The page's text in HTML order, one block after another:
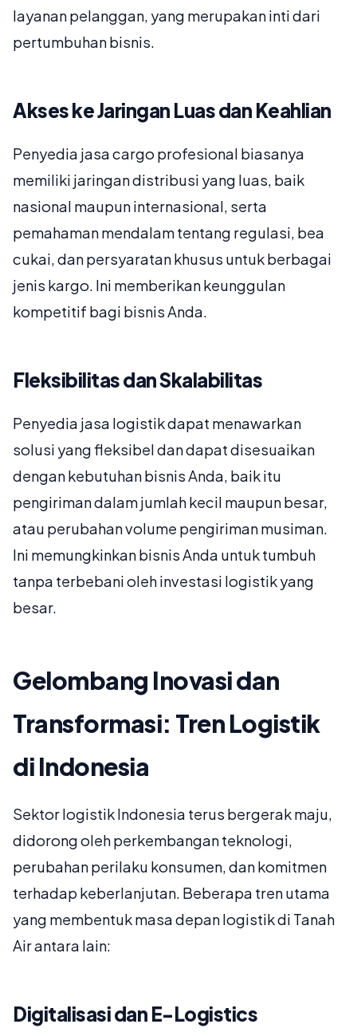
layanan pelanggan, yang merupakan inti dari
pertumbuhan bisnis.
Akses ke Jaringan Luas dan Keahlian
Penyedia jasa cargo profesional biasanya
memiliki jaringan distribusi yang luas, baik
nasional maupun internasional, serta
pemahaman mendalam tentang regulasi, bea
cukai, dan persyaratan khusus untuk berbagai
jenis kargo. Ini memberikan keunggulan
kompetitif bagi bisnis Anda.
Fleksibilitas dan Skalabilitas
Penyedia jasa logistik dapat menawarkan
solusi yang fleksibel dan dapat disesuaikan
dengan kebutuhan bisnis Anda, baik itu
pengiriman dalam jumlah kecil maupun besar,
atau perubahan volume pengiriman musiman.
Ini memungkinkan bisnis Anda untuk tumbuh
tanpa terbebani oleh investasi logistik yang
besar.
Gelombang Inovasi dan
Transformasi: Tren Logistik
di Indonesia
Sektor logistik Indonesia terus bergerak maju,
didorong oleh perkembangan teknologi,
perubahan perilaku konsumen, dan komitmen
terhadap keberlanjutan. Beberapa tren utama
yang membentuk masa depan logistik di Tanah
Air antara lain:
Digitalisasi dan E-Logistics